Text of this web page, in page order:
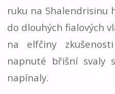
ruku na Shalendrisinu
do dlouhých fialových
na elfčiny
napnuté břišní svaly
napínaly.